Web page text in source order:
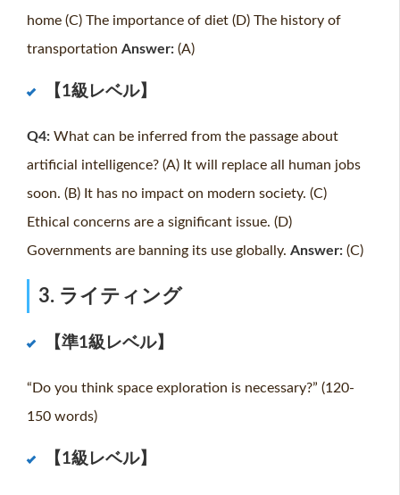
home (C) The importance of diet (D) The history of
transportation Answer: (A)
【1級レベル】
Q4: What can be inferred from the passage about
artificial intelligence? (A) It will replace all human jobs
soon. (B) It has no impact on modern society. (C)
Ethical concerns are a significant issue. (D)
Governments are banning its use globally. Answer: (C)
3. ライティング
【準1級レベル】
“Do you think space exploration is necessary?” (120-
150 words)
【1級レベル】